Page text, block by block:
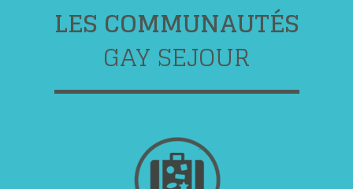
LES COMMUNAUTÉS
GAY SEJOUR